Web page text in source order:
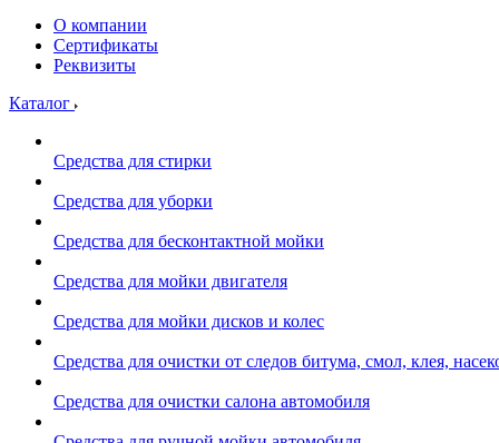
О компании
Сертификаты
Реквизиты
Каталог
Средства для стирки
Средства для уборки
Средства для бесконтактной мойки
Средства для мойки двигателя
Средства для мойки дисков и колес
Средства для очистки от следов битума, смол, клея,
Средства для очистки салона автомобиля